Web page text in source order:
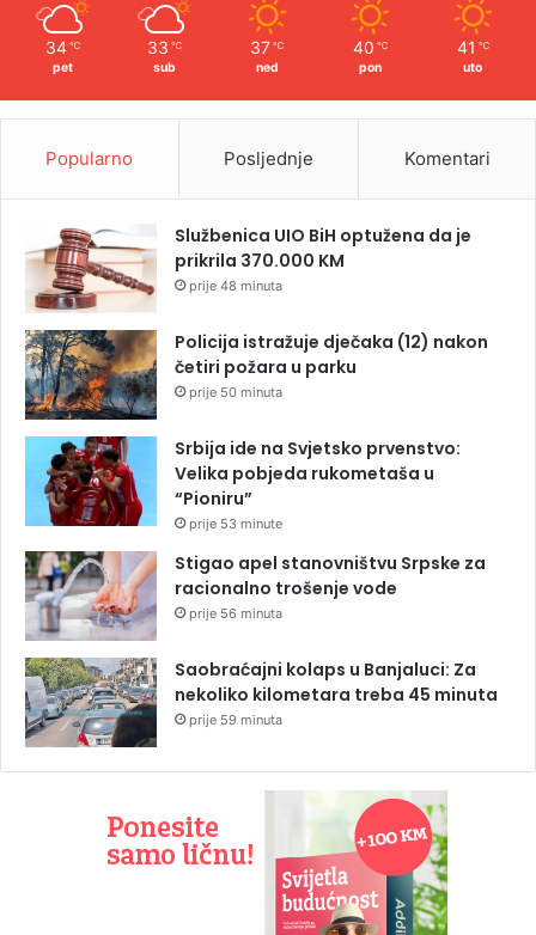
34 ℃
pet
33 ℃
sub
37 ℃
ned
40 ℃
pon
41 ℃
uto
Popularno Posljednje Komentari
Službenica UIO BiH optužena da je
prikrila 370.000 KM
prije 48 minuta
Policija istražuje dječaka (12) nakon
četiri požara u parku
prije 50 minuta
Srbija ide na Svjetsko prvenstvo:
Velika pobjeda rukometaša u
“Pioniru”
prije 53 minute
Stigao apel stanovništvu Srpske za
racionalno trošenje vode
prije 56 minuta
Saobraćajni kolaps u Banjaluci: Za
nekoliko kilometara treba 45 minuta
prije 59 minuta